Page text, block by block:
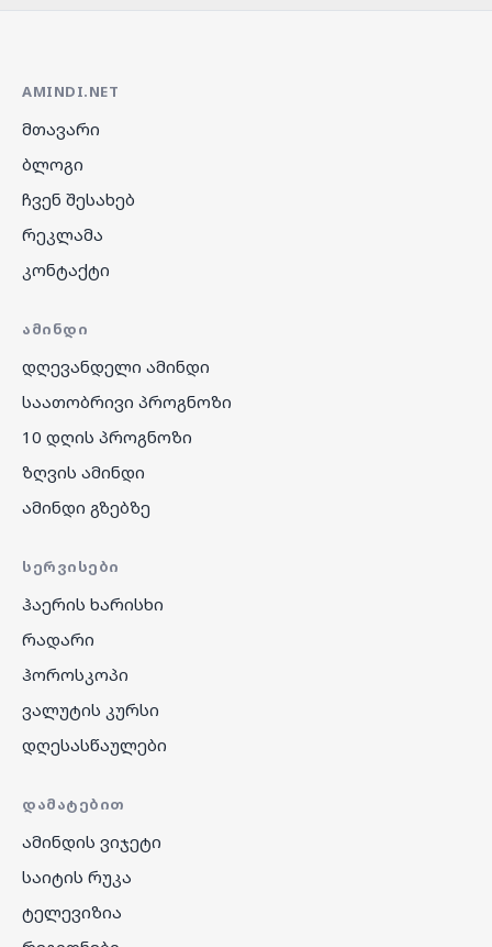
AMINDI.NET
მთავარი
ბლოგი
ჩვენ შესახებ
რეკლამა
კონტაქტი
ᲐᲛᲘᲜᲓᲘ
დღევანდელი ამინდი
საათობრივი პროგნოზი
10 დღის პროგნოზი
ზღვის ამინდი
ამინდი გზებზე
ᲡᲔᲠᲕᲘᲡᲔᲑᲘ
ჰაერის ხარისხი
რადარი
ჰოროსკოპი
ვალუტის კურსი
დღესასწაულები
ᲓᲐᲛᲐᲢᲔᲑᲘᲗ
ამინდის ვიჯეტი
საიტის რუკა
ტელევიზია